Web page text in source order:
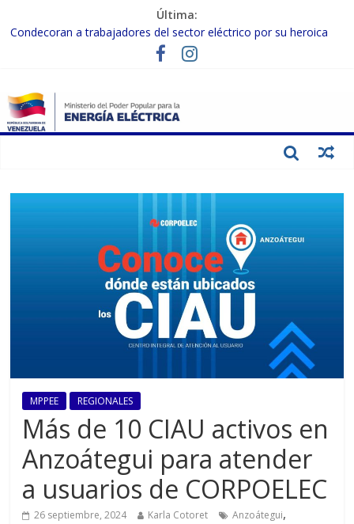
Última:
Condecoran a trabajadores del sector eléctrico por su heroica
labor tras el doble sismo del 24-J
Gobierno Nacional coordina acciones con el sector privado para
Inspeccionan trabajos de rehabilitación en instalaciones del SEN
en Carabobo
Gobierno Nacional activa plan preventivo para fortalecer el SEN
MPPEE REGIONALES
Más de 10 CIAU activos en
Anzoátegui para atender
a usuarios de CORPOELEC
26 septiembre, 2024 Karla Cotoret Anzoátegui,